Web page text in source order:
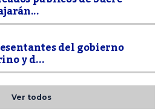
del gobierno
y d...
Ver todos